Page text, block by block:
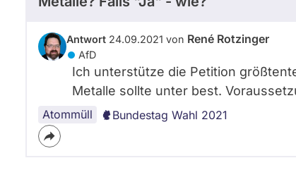
Antwort 24.09.2021 von René Rotzinger
AfD
Ich unterstütze die Petition
Metalle sollte unter best.
Atommüll Bundestag Wahl 2021